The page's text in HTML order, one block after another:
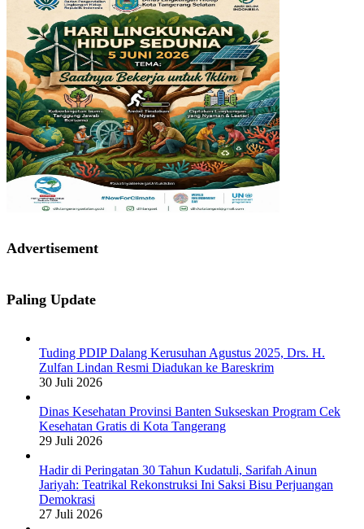
Advertisement
Paling Update
Tuding PDIP Dalang Kerusuhan Agustus 2025, Drs. H.
Zulfan Lindan Resmi Diadukan ke Bareskrim
30 Juli 2026
Dinas Kesehatan Provinsi Banten Sukseskan Program Cek
Kesehatan Gratis di Kota Tangerang
29 Juli 2026
Hadir di Peringatan 30 Tahun Kudatuli, Sarifah Ainun
Jariyah: Teatrikal Rekonstruksi Ini Saksi Bisu Perjuangan
Demokrasi
27 Juli 2026